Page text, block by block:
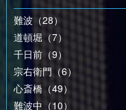
難波（28）
道頓堀（7）
千日前（9）
宗右衛門（6）
心斎橋（49）
難波中（10）